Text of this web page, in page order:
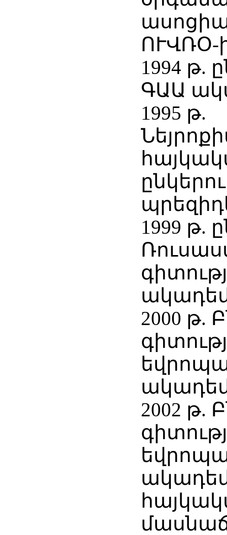
ՈՒՎՌՕ-
1994 թ.
ԳԱԱ
1995 թ.
1999 թ.
2000 թ.
2002 թ.